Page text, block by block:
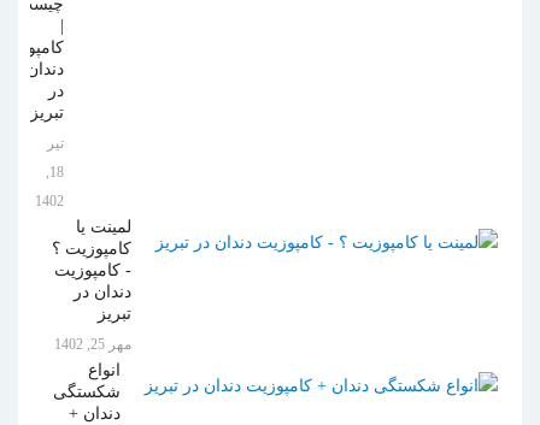
چیست
دندان
در
تبریز
تیر
18,
1402
لمینت یا
کامپوزیت ؟
- کامپوزیت
دندان در
تبریز
مهر 25, 1402
انواع
شکستگی
دندان +